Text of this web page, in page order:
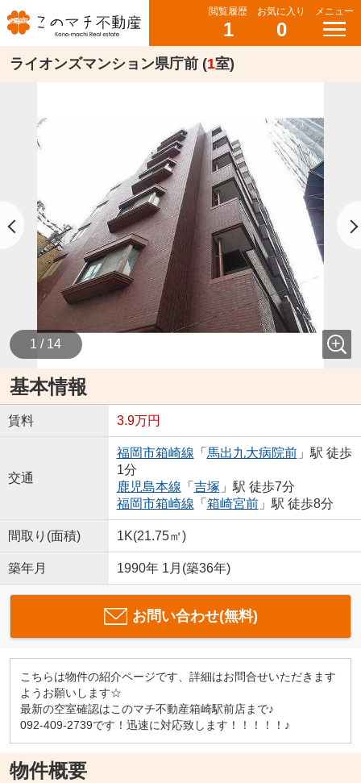
閲覧履歴
1
お気に入り
0
メニュー
ライオンズマンション県庁前 (1室)
1 / 14
基本情報
賃料 3.9万円
交通
福岡市箱崎線 「 馬出九大病院前」駅 徒歩
1分
鹿児島本線 「 吉塚 」駅 徒歩7分
福岡市箱崎線 「 箱崎宮前」駅 徒歩8分
間取り(面積) 1K(21.75㎡)
築年月 1990年 1月(築36年)
お問い合わせ(無料)
こちらは物件の紹介ページです、詳細はお問合せいただきます
ようお願いします☆
最新の空室確認はこのマチ不動産箱崎駅前店まで♪
092-409-2739です！迅速に対応致します！！！！！♪
物件概要